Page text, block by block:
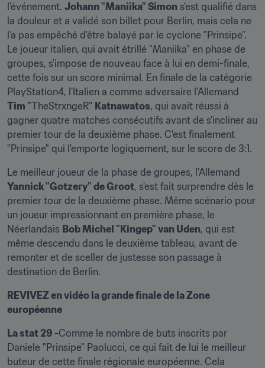
l'événement. Johann "Maniika" Simon s'est qualifié dans
la douleur et a validé son billet pour Berlin, mais cela ne
l'a pas empêché d'être balayé par le cyclone "Prinsipe".
Le joueur italien, qui avait étrillé "Maniika" en phase de
groupes, s'impose de nouveau face à lui en demi-finale,
cette fois sur un score minimal. En finale de la catégorie
Tim "TheStrxngeR" Katnawatos, qui avait réussi à
gagner quatre matches consécutifs avant de s'incliner au
premier tour de la deuxième phase. C'est finalement
"Prinsipe" qui l'emporte logiquement, sur le score de 3:1.
Yannick "Gotzery" de Groot, s'est fait surprendre dès le
premier tour de la deuxième phase. Même scénario pour
un joueur impressionnant en première phase, le
Néerlandais Bob Michel "Kingep" van Uden, qui est
même descendu dans le deuxième tableau, avant de
remonter et de sceller de justesse son passage à
destination de Berlin.
REVIVEZ en vidéo la grande finale de la Zone
européenne
La stat 29 -Comme le nombre de buts inscrits par
Daniele "Prinsipe" Paolucci, ce qui fait de lui le meilleur
buteur de cette finale régionale européenne. Cela